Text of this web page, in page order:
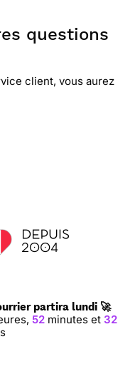
questions
client, vous aurez
partira lundi 🚀
52 minutes et31